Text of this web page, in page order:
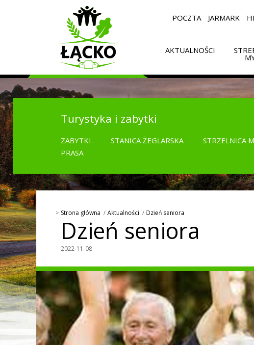
POCZTA JARMARK
AKTUALNOŚCI
Turystyka i zabytki
ZABYTKI STANICA ŻEGLARSKA STRZELNICA
PRASA
Strona główna Aktualności Dzień seniora
Dzień seniora
2022-11-08